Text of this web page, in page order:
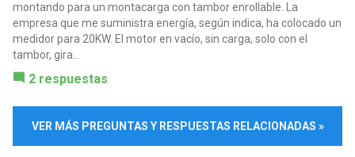
montando para un montacarga con tambor enrollable. La
empresa que me suministra energía, según indica, ha colocado un
medidor para 20KW. El motor en vacío, sin carga, solo con el
tambor, gira...
2 respuestas
VER MÁS PREGUNTAS Y RESPUESTAS RELACIONADAS »